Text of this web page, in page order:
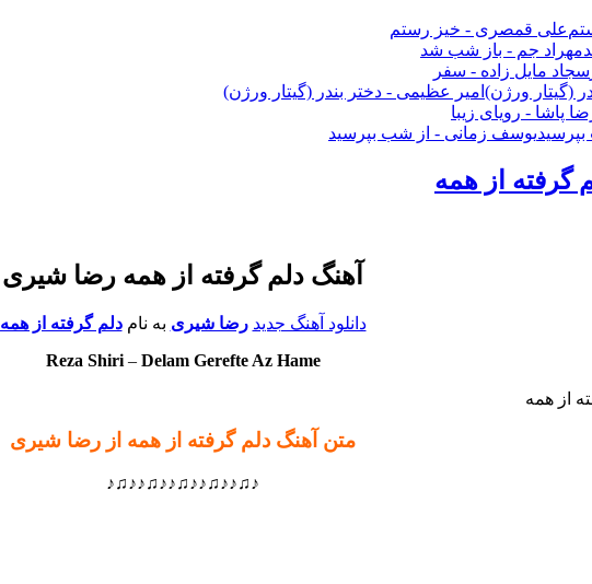
علی قمصری - خیز رستم
مهراد جم - باز شب شد
سجاد مایل زاده - سفر
امیر عظیمی - دختر بندر (گیتار ورژن)
پاشا - رویای زیبا
یوسف زمانی - از شب بپرسید
گرفته از همه
آهنگ دلم گرفته از همه رضا شیری
دانلود آهنگ جدید رضا شیری به نامدلم گرفته از همه
Reza Shiri– Delam Gerefte Az Hame
متن آهنگ دلم گرفته از همه از رضا شیری
♪♫♪♪♫♪♪♫♪♪♫♪♪♫♪